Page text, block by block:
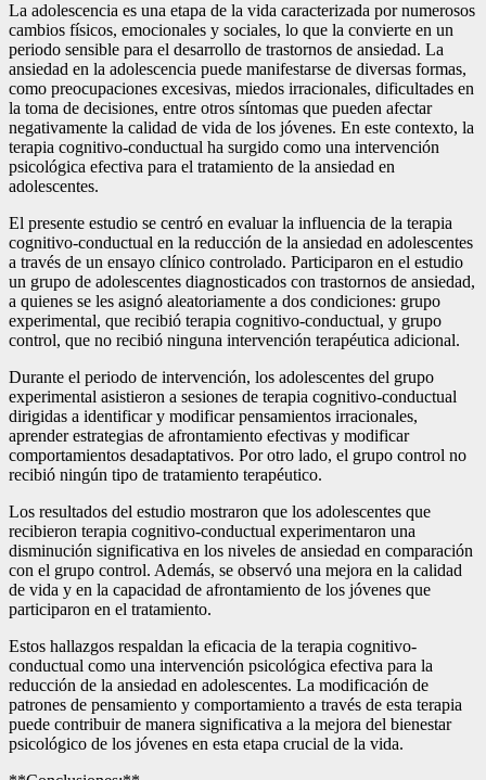
La adolescencia es una etapa de la vida caracterizada por numerosos
cambios físicos, emocionales y sociales, lo que la convierte en un
periodo sensible para el desarrollo de trastornos de ansiedad. La
ansiedad en la adolescencia puede manifestarse de diversas formas,
como preocupaciones excesivas, miedos irracionales, dificultades en
la toma de decisiones, entre otros síntomas que pueden afectar
negativamente la calidad de vida de los jóvenes. En este contexto, la
terapia cognitivo-conductual ha surgido como una intervención
psicológica efectiva para el tratamiento de la ansiedad en
adolescentes.
El presente estudio se centró en evaluar la influencia de la terapia
cognitivo-conductual en la reducción de la ansiedad en adolescentes
a través de un ensayo clínico controlado. Participaron en el estudio
un grupo de adolescentes diagnosticados con trastornos de ansiedad,
a quienes se les asignó aleatoriamente a dos condiciones: grupo
experimental, que recibió terapia cognitivo-conductual, y grupo
control, que no recibió ninguna intervención terapéutica adicional.
Durante el periodo de intervención, los adolescentes del grupo
experimental asistieron a sesiones de terapia cognitivo-conductual
dirigidas a identificar y modificar pensamientos irracionales,
aprender estrategias de afrontamiento efectivas y modificar
comportamientos desadaptativos. Por otro lado, el grupo control no
recibió ningún tipo de tratamiento terapéutico.
Los resultados del estudio mostraron que los adolescentes que
recibieron terapia cognitivo-conductual experimentaron una
disminución significativa en los niveles de ansiedad en comparación
con el grupo control. Además, se observó una mejora en la calidad
de vida y en la capacidad de afrontamiento de los jóvenes que
participaron en el tratamiento.
Estos hallazgos respaldan la eficacia de la terapia cognitivo-
conductual como una intervención psicológica efectiva para la
reducción de la ansiedad en adolescentes. La modificación de
patrones de pensamiento y comportamiento a través de esta terapia
puede contribuir de manera significativa a la mejora del bienestar
psicológico de los jóvenes en esta etapa crucial de la vida.